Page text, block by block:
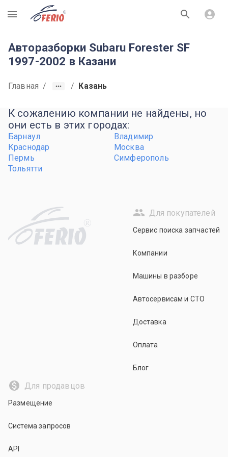
R
Авторазборки Subaru Forester SF
1997-2002 в Казани
Главная / / Казань
К сожалению компании не найдены, но
они есть в этих городах:
Барнаул
Владимир
Краснодар
Москва
Пермь
Симферополь
Тольятти
R
Для покупателей
Сервис поиска запчастей
Компании
Машины в разборе
Автосервисам и СТО
Доставка
Оплата
Блог
Для продавцов
Размещение
Система запросов
API